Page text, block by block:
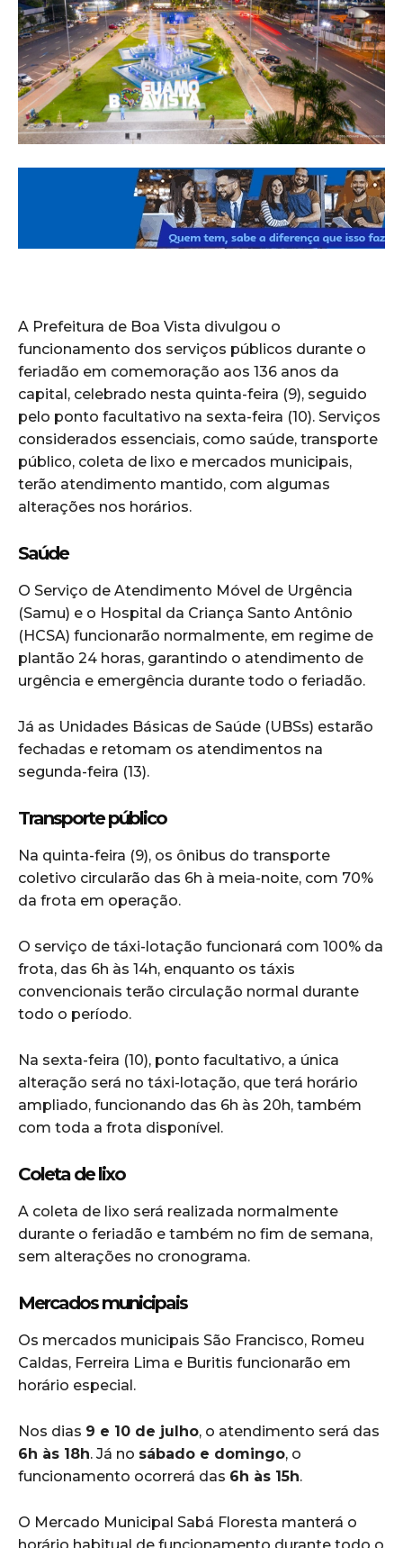
A Prefeitura de Boa Vista divulgou o
funcionamento dos serviços públicos durante o
feriadão em comemoração aos 136 anos da
capital, celebrado nesta quinta-feira (9), seguido
pelo ponto facultativo na sexta-feira (10). Serviços
considerados essenciais, como saúde, transporte
público, coleta de lixo e mercados municipais,
terão atendimento mantido, com algumas
alterações nos horários.
Saúde
O Serviço de Atendimento Móvel de Urgência
(Samu) e o Hospital da Criança Santo Antônio
(HCSA) funcionarão normalmente, em regime de
plantão 24 horas, garantindo o atendimento de
urgência e emergência durante todo o feriadão.
Já as Unidades Básicas de Saúde (UBSs) estarão
fechadas e retomam os atendimentos na
segunda-feira (13).
Transporte público
Na quinta-feira (9), os ônibus do transporte
coletivo circularão das 6h à meia-noite, com 70%
da frota em operação.
O serviço de táxi-lotação funcionará com 100% da
frota, das 6h às 14h, enquanto os táxis
convencionais terão circulação normal durante
todo o período.
Na sexta-feira (10), ponto facultativo, a única
alteração será no táxi-lotação, que terá horário
ampliado, funcionando das 6h às 20h, também
com toda a frota disponível.
Coleta de lixo
A coleta de lixo será realizada normalmente
durante o feriadão e também no fim de semana,
sem alterações no cronograma.
Mercados municipais
Os mercados municipais São Francisco, Romeu
Caldas, Ferreira Lima e Buritis funcionarão em
horário especial.
Nos dias 9 e 10 de julho, o atendimento será das
6h às 18h. Já no sábado e domingo, o
funcionamento ocorrerá das 6h às 15h.
O Mercado Municipal Sabá Floresta manterá o
horário habitual de funcionamento durante todo o